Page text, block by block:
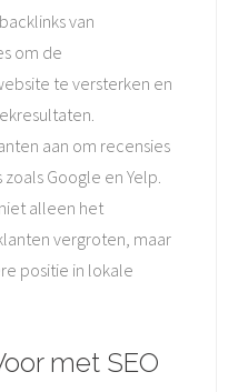
van
om de
te versterken en
aan om recensies
Google en Yelp.
alleen het
vergroten, maar
positie in lokale
met SEO